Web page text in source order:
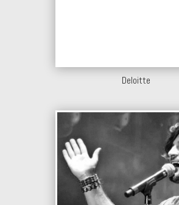
Deloitte